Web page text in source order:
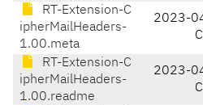
RT-Extension-C
ipherMailHeaders-
1.00.meta
2023-
RT-Extension-C
ipherMailHeaders-
1.00.readme
2023-